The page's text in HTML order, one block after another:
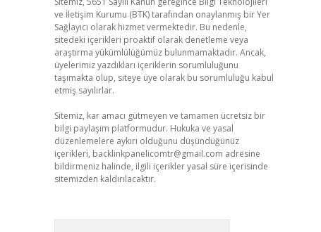
ve İletişim Kurumu (BTK) tarafından onaylanmış bir Yer
Sağlayıcı olarak hizmet vermektedir. Bu nedenle,
sitedeki içerikleri proaktif olarak denetleme veya
araştırma yükümlülüğümüz bulunmamaktadır. Ancak,
üyelerimiz yazdıkları içeriklerin sorumluluğunu
taşımakta olup, siteye üye olarak bu sorumluluğu kabul
etmiş sayılırlar.
Sitemiz, kar amacı gütmeyen ve tamamen ücretsiz bir
bilgi paylaşım platformudur. Hukuka ve yasal
düzenlemelere aykırı olduğunu düşündüğünüz
içerikleri, backlinkpanelicomtr@gmail.com adresine
bildirmeniz halinde, ilgili içerikler yasal süre içerisinde
sitemizden kaldırılacaktır.